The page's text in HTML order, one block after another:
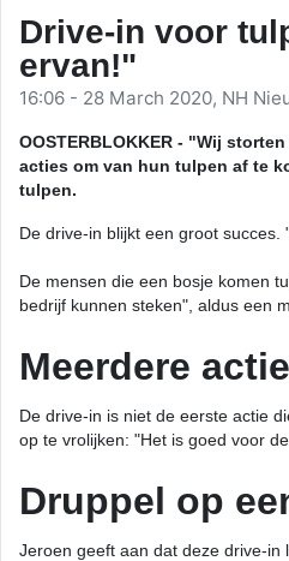
Drive-in voor
ervan!"
16:06 - 28 March 2020, NH
OOSTERBLOKKER - "Wij
acties om van hun tulpen af te
tulpen.
De drive-in blijkt een groot
De mensen die een bosje komen
bedrijf kunnen steken", aldus een
Meerdere
De drive-in is niet de eerste actie
op te vrolijken: "Het is goed voor
Druppel op
Jeroen geeft aan dat deze drive-